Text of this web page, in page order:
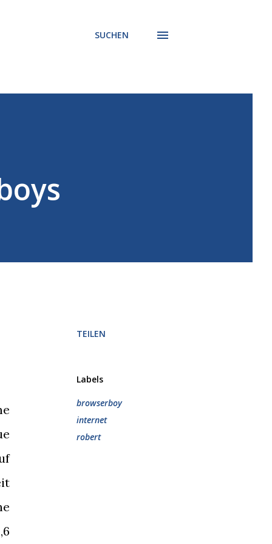
SUCHEN
TEILEN
Labels
browserboy
internet
robert